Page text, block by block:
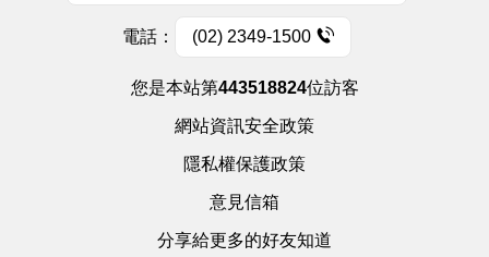
電話： (02) 2349-1500
您是本站第443518824位訪客
網站資訊安全政策
隱私權保護政策
意見信箱
分享給更多的好友知道